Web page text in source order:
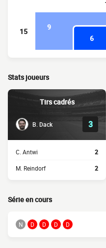
15 9
6
Stats joueurs
Tirs cadrés
B. Dack 3
C. Antwi 2
M. Reindorf 2
Série en cours
N D D D D